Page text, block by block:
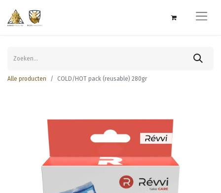
Alle producten COLD/HOT pack (reusable) 280gr